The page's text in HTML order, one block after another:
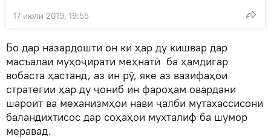
17 июли 2019, 19:55
Бо дар назардошти он ки ҳар ду кишвар дар
масъалаи муҳоҷирати меҳнатӣ ба ҳамдигар
вобаста ҳастанд, аз ин рӯ, яке аз вазифаҳои
стратегии ҳар ду ҷониб ин фароҳам овардани
шароит ва механизмҳои нави ҷалби мутахассисони
баландихтисос дар соҳаҳои мухталиф ба шумор
меравад.